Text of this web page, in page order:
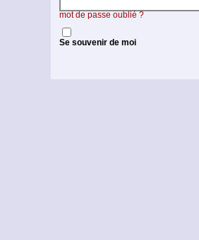
mot de passe oublié ?
Se souvenir de moi